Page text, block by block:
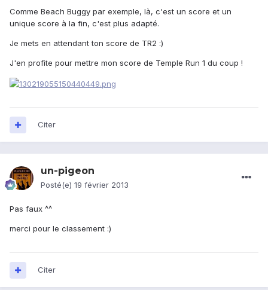
Comme Beach Buggy par exemple, là, c'est un score et un
unique score à la fin, c'est plus adapté.
Je mets en attendant ton score de TR2 :)
J'en profite pour mettre mon score de Temple Run 1 du coup !
Citer
un-pigeon
Posté(e) 19 février 2013
Pas faux ^^
merci pour le classement :)
Citer